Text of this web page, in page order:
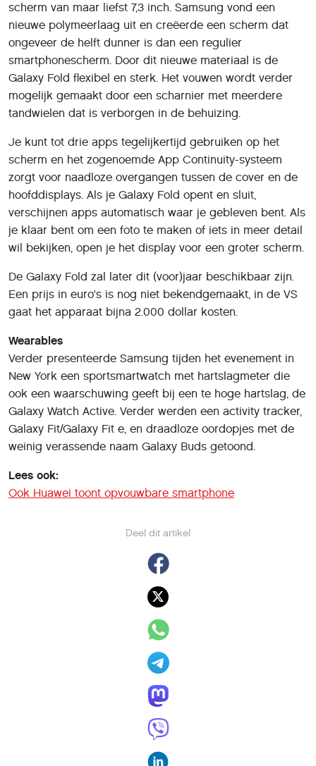
Deel dit artikel
scherm van maar liefst 7,3 inch. Samsung vond een
nieuwe polymeerlaag uit en creëerde een scherm dat
ongeveer de helft dunner is dan een regulier
smartphonescherm. Door dit nieuwe materiaal is de
Galaxy Fold flexibel en sterk. Het vouwen wordt verder
mogelijk gemaakt door een scharnier met meerdere
tandwielen dat is verborgen in de behuizing.
Je kunt tot drie apps tegelijkertijd gebruiken op het
scherm en het zogenoemde App Continuity-systeem
zorgt voor naadloze overgangen tussen de cover en de
hoofddisplays. Als je Galaxy Fold opent en sluit,
verschijnen apps automatisch waar je gebleven bent. Als
je klaar bent om een foto te maken of iets in meer detail
wil bekijken, open je het display voor een groter scherm.
De Galaxy Fold zal later dit (voor)jaar beschikbaar zijn.
Een prijs in euro's is nog niet bekendgemaakt, in de VS
gaat het apparaat bijna 2.000 dollar kosten.
Wearables
Verder presenteerde Samsung tijden het evenement in
New York een sportsmartwatch met hartslagmeter die
ook een waarschuwing geeft bij een te hoge hartslag, de
Galaxy Watch Active. Verder werden een activity tracker,
Galaxy Fit/Galaxy Fit e, en draadloze oordopjes met de
weinig verassende naam Galaxy Buds getoond.
Lees ook:
Ook Huawei toont opvouwbare smartphone